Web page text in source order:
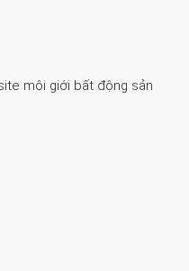
môi giới bất động sản